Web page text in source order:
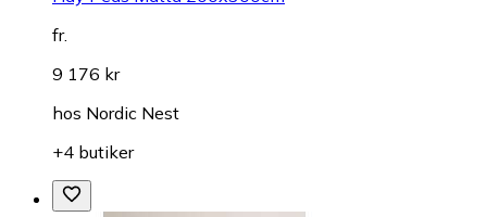
fr.
9 176 kr
hos Nordic Nest
+4 butiker